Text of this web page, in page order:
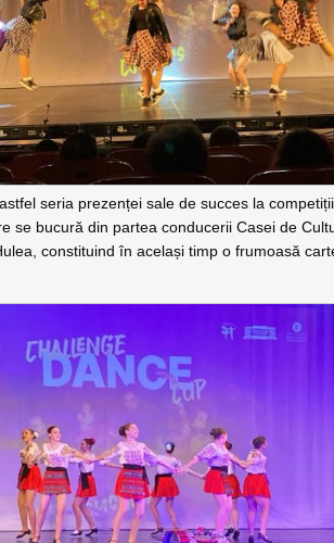
seria prezenței sale de succes la
se bucură din partea conducerii Casei de
constituind în același timp o frumoasă